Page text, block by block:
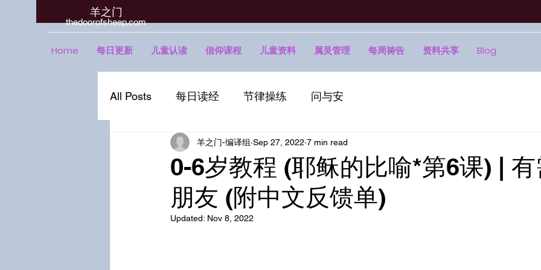
羊之门
​thedoorofsheep.com
Home 每日更新 儿童认读 信仰课程 儿童资料 属灵管理 每周祷告 资料共享 Blog
All Posts 每日读经 节律操练 问与安
0-6岁教程 (耶稣的比喻*第6课) |
朋友 (附中文反馈单)
羊之门-编译组 Sep 27, 2022 7 min read
Updated: Nov 8, 2022